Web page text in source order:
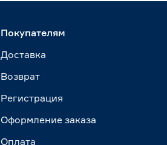
Покупателям
Доставка
Возврат
Регистрация
Оформление заказа
Оплата